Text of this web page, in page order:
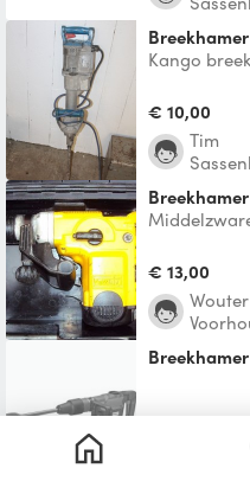
Breekhamer
Kango
€ 10,00
Tim
Er zitten 2
€ 13,00
Wouter
Breekhamer